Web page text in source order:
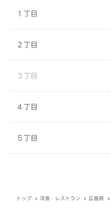
１丁目
２丁目
３丁目
４丁目
５丁目
トップ 洋食・レストラン 広島県